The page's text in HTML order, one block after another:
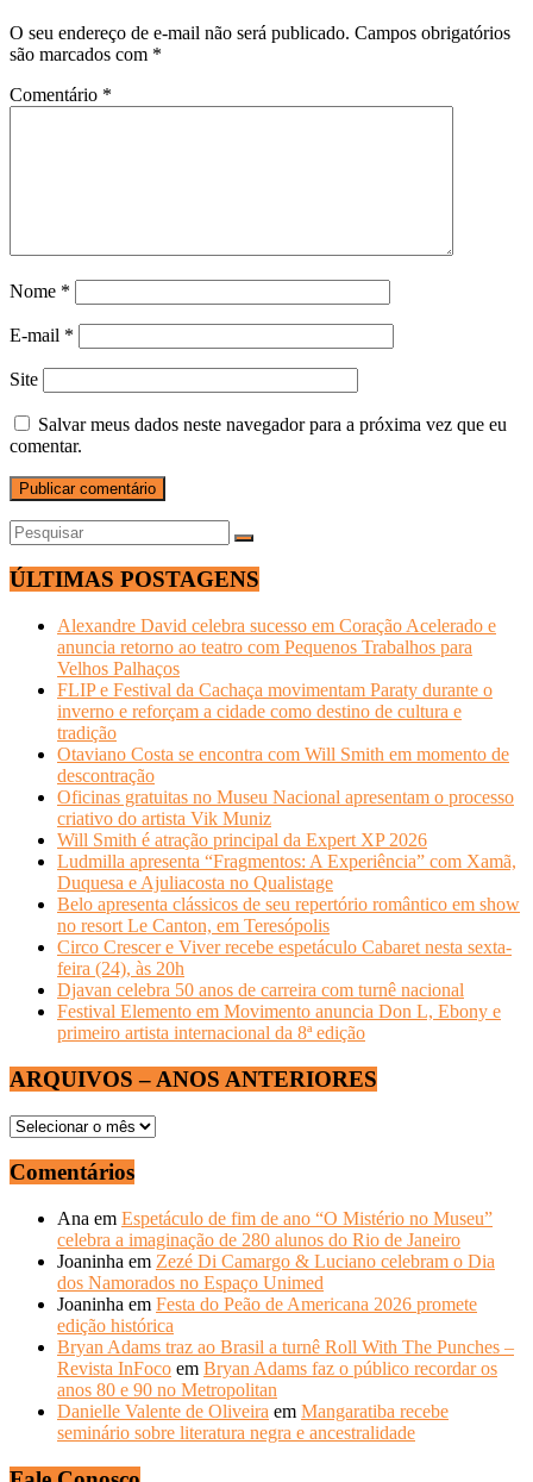
O seu endereço de e-mail não será publicado. Campos obrigatórios
são marcados com *
Comentário *
Nome *
E-mail *
Site
Salvar meus dados neste navegador para a próxima vez que eu
comentar.
ÚLTIMAS POSTAGENS
Alexandre David celebra sucesso em Coração Acelerado e
anuncia retorno ao teatro com Pequenos Trabalhos para
Velhos Palhaços
FLIP e Festival da Cachaça movimentam Paraty durante o
inverno e reforçam a cidade como destino de cultura e
tradição
Otaviano Costa se encontra com Will Smith em momento de
descontração
Oficinas gratuitas no Museu Nacional apresentam o processo
criativo do artista Vik Muniz
Will Smith é atração principal da Expert XP 2026
Ludmilla apresenta “Fragmentos: A Experiência” com Xamã,
Duquesa e Ajuliacosta no Qualistage
Belo apresenta clássicos de seu repertório romântico em show
no resort Le Canton, em Teresópolis
Circo Crescer e Viver recebe espetáculo Cabaret nesta sexta-
feira (24), às 20h
Djavan celebra 50 anos de carreira com turnê nacional
Festival Elemento em Movimento anuncia Don L, Ebony e
primeiro artista internacional da 8ª edição
ARQUIVOS – ANOS ANTERIORES
ARQUIVOS
ANOS
ANTERIORES
Comentários
Ana em Espetáculo de fim de ano “O Mistério no Museu”
celebra a imaginação de 280 alunos do Rio de Janeiro
Joaninha em Zezé Di Camargo & Luciano celebram o Dia
dos Namorados no Espaço Unimed
Joaninha em Festa do Peão de Americana 2026 promete
edição histórica
Bryan Adams traz ao Brasil a turnê Roll With The Punches –
Revista InFoco em Bryan Adams faz o público recordar os
anos 80 e 90 no Metropolitan
Danielle Valente de Oliveira em Mangaratiba recebe
seminário sobre literatura negra e ancestralidade